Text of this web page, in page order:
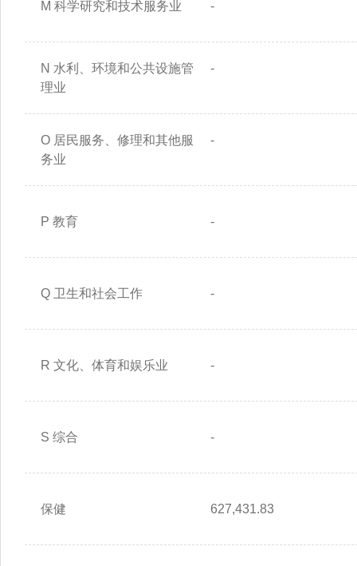
M 科学研究和技术服务业 -
N 水利、环境和公共设施管
理业
-
O 居民服务、修理和其他服
务业
-
P 教育 -
Q 卫生和社会工作 -
R 文化、体育和娱乐业 -
S 综合 -
保健 627,431.83